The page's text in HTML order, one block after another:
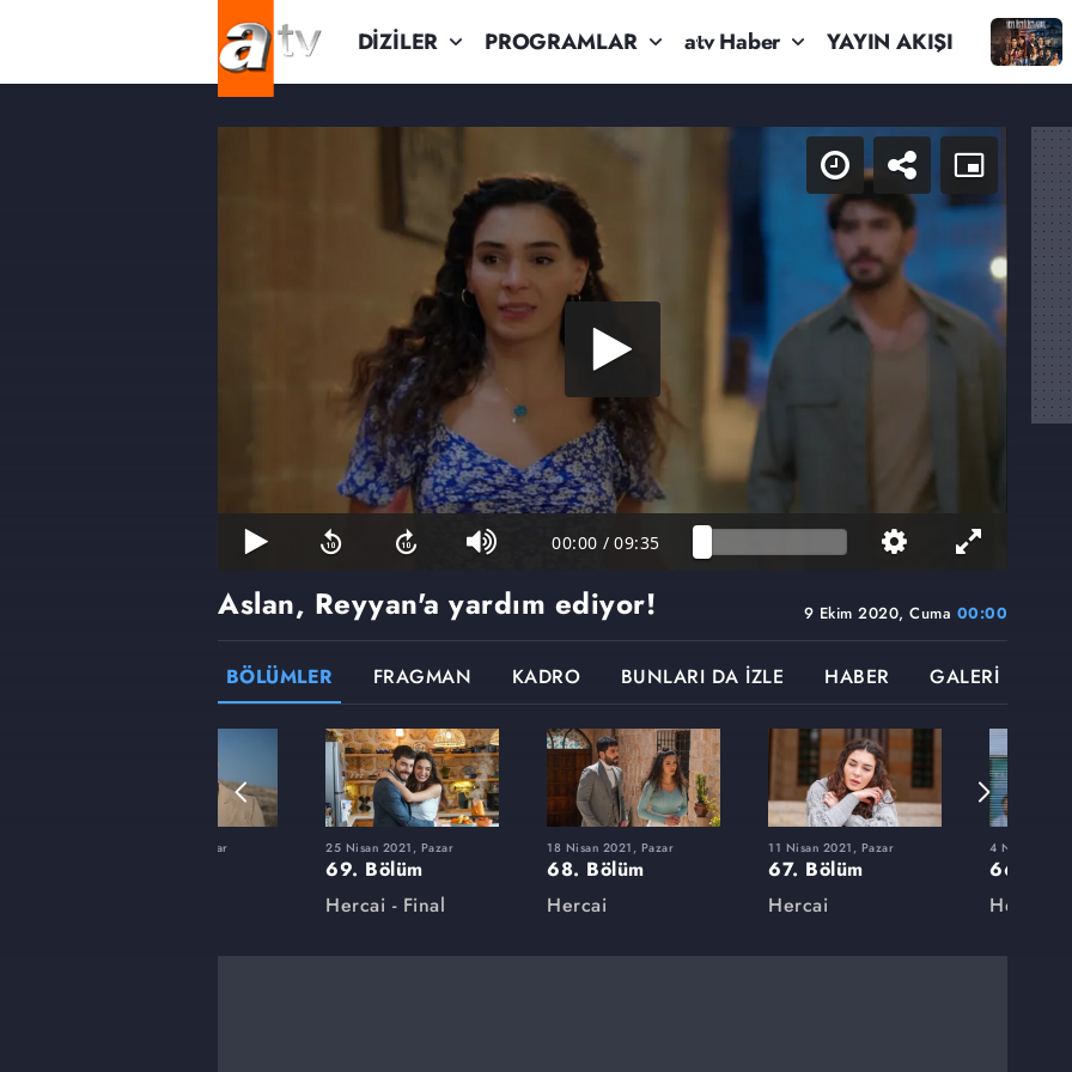
DİZİLER PROGRAMLAR atv Haber YAYIN AKIŞI
00:00 / 09:35
9 Ekim 2020, Cuma 00:00
Aslan, Reyyan'a yardım ediyor!
BÖLÜMLER FRAGMAN KADRO BUNLARI DA İZLE HABER GALERİ
17 Ocak 2021, Pazar 25 Nisan 2021, Pazar
69. Bölüm
Hercai - Final
18 Nisan 2021, Pazar
68. Bölüm
Hercai
11 Nisan 2021, Pazar
67. Bölüm
Hercai
4 Nisan 2021,
66.
Hercai